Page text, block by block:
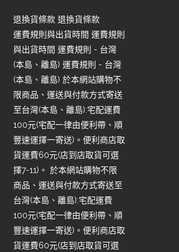
退換貨條款 退換貨條款
運費規則與出貨時間 運費規則
與出貨時間 運費規則 - 台灣
(本島、離島) 運費規則 - 台灣
(本島、離島) 於本網站購物不
限商品、運送與付款方式寄送
至台灣(本島、離島):宅配運費
100元(宅配一律由便利帶、順
豐速運擇一寄送)。便利商店取
貨運費60元(店到店取貨可選
擇7-11)。 於本網站購物不限
商品、運送與付款方式寄送至
台灣(本島、離島):宅配運費
100元(宅配一律由便利帶、順
豐速運擇一寄送)。便利商店取
貨運費60元(店到店取貨可選